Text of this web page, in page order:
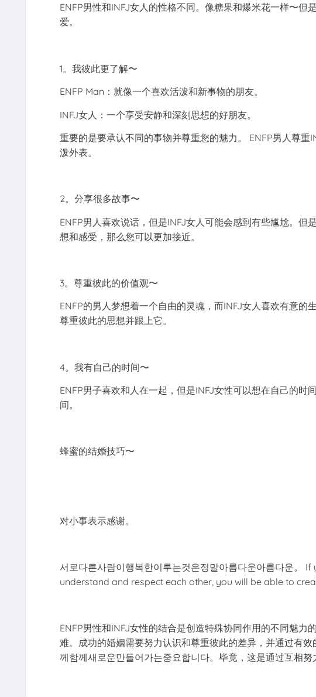
ENFP男性和INFJ女人的性格不同。像糖果和爆米花一样〜
爱。
1。我彼此更了解〜
ENFP Man：就像一个喜欢活泼和新事物的朋友。
INFJ女人：一个享受安静和深刻思想的好朋友。
重要的是要承认不同的事物并尊重您的魅力。 ENFP男人尊
泼外表。
2。分享很多故事〜
ENFP男人喜欢说话，但是INFJ女人可能会感到有些尴尬。
想和感受，那么您可以更加接近。
3。尊重彼此的价值观〜
ENFP的男人梦想着一个自由的灵魂，而INFJ女人喜欢有意
尊重彼此的思想并跟上它。
4。我有自己的时间〜
ENFP男子喜欢和人在一起，但是INFJ女性可以想在自己的
间。
蜂蜜的结婚技巧〜
对小事表示感谢。
서로다른사람이행복한이루는것은정말아름다운아름다운。
understand and respect each other, you will be able to
ENFP男性和INFJ女性的结合是创造特殊协同作用的不同魅
难。成功的婚姻需要努力认识和尊重彼此的差异，并通过有
께함께새로운만들어가는중요합니다。毕竟，这是通过互相努